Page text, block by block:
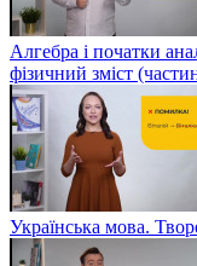
Алгебра і початки
фізичний зміст
Українська мова.